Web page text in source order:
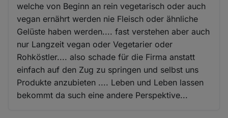
welche von Beginn an rein vegetarisch oder auch
vegan ernährt werden nie Fleisch oder ähnliche
Gelüste haben werden.... fast verstehen aber auch
nur Langzeit vegan oder Vegetarier oder
Rohköstler.... also schade für die Firma anstatt
einfach auf den Zug zu springen und selbst uns
Produkte anzubieten .... Leben und Leben lassen
bekommt da such eine andere Perspektive...